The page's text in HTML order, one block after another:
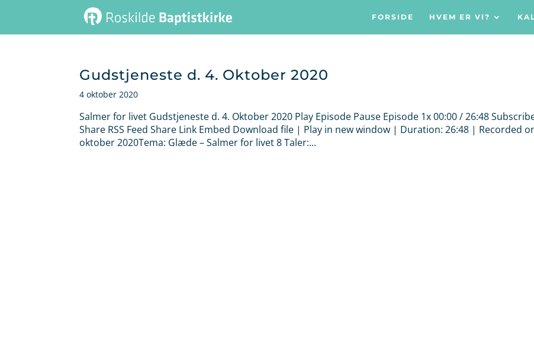
FORSIDE HVEM ER VI?
Gudstjeneste d. 4. Oktober 2020
4 oktober 2020
Salmer for livet Gudstjeneste d. 4. Oktober 2020 Play Episode Pause Episode 1x 00:00 / 26:48
Share RSS Feed Share Link Embed Download file | Play in new window | Duration: 26:48 | Recorded
oktober 2020Tema: Glæde – Salmer for livet 8 Taler:...